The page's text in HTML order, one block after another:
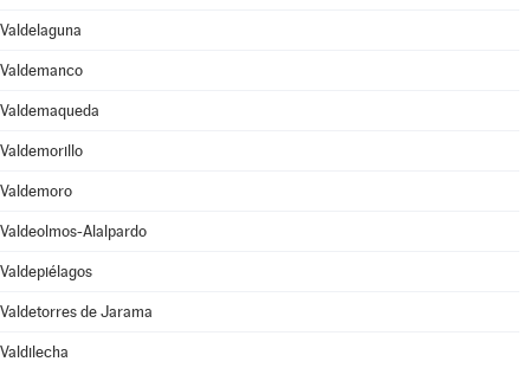
Valdelaguna
Valdemanco
Valdemaqueda
Valdemorillo
Valdemoro
Valdeolmos-Alalpardo
Valdepiélagos
Valdetorres de Jarama
Valdilecha